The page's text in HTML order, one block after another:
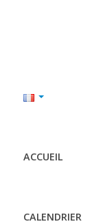
ACCUEIL
CALENDRIER